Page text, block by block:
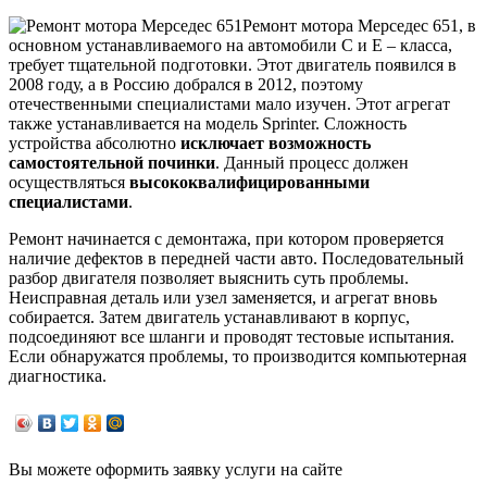
Ремонт мотора Мерседес 651, в
основном устанавливаемого на автомобили С и E – класса,
требует тщательной подготовки. Этот двигатель появился в
2008 году, а в Россию добрался в 2012, поэтому
отечественными специалистами мало изучен. Этот агрегат
также устанавливается на модель Sprinter. Сложность
устройства абсолютно исключает возможность
самостоятельной починки. Данный процесс должен
осуществляться высококвалифицированными
специалистами.
Ремонт начинается с демонтажа, при котором проверяется
наличие дефектов в передней части авто. Последовательный
разбор двигателя позволяет выяснить суть проблемы.
Неисправная деталь или узел заменяется, и агрегат вновь
собирается. Затем двигатель устанавливают в корпус,
подсоединяют все шланги и проводят тестовые испытания.
Если обнаружатся проблемы, то производится компьютерная
диагностика.
Вы можете оформить заявку услуги на сайте